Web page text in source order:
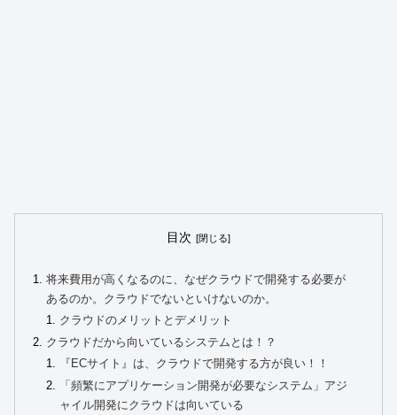
目次
将来費用が高くなるのに、なぜクラウドで開発する必要が
あるのか。クラウドでないといけないのか。
クラウドのメリットとデメリット
クラウドだから向いているシステムとは！？
『ECサイト』は、クラウドで開発する方が良い！！
「頻繁にアプリケーション開発が必要なシステム」アジ
ャイル開発にクラウドは向いている